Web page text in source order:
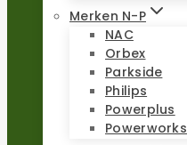
Merken N-P
NAC
Orbex
Parkside
Philips
Powerplus
Powerworks